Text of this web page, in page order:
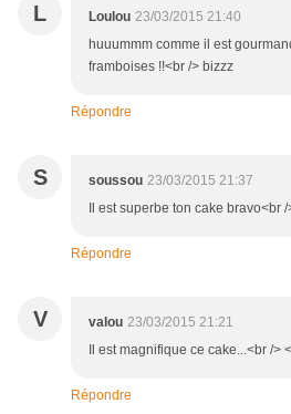
L Loulou 23/03/2015 21:40
huuummm comme il est
framboises !!<br /> bizzz
Répondre
S soussou 23/03/2015 21:37
Il est superbe ton cake bravo<br
Répondre
V valou 23/03/2015 21:21
Il est magnifique ce cake...<br />
Répondre